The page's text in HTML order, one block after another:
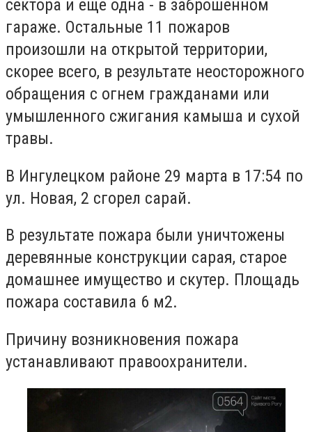
сектора и еще одна - в заброшенном
гараже. Остальные 11 пожаров
произошли на открытой территории,
скорее всего, в результате неосторожного
обращения с огнем гражданами или
умышленного сжигания камыша и сухой
травы.
В Ингулецком районе 29 марта в 17:54 по
ул. Новая, 2 сгорел сарай.
В результате пожара были уничтожены
деревянные конструкции сарая, старое
домашнее имущество и скутер. Площадь
пожара составила 6 м2.
Причину возникновения пожара
устанавливают правоохранители.